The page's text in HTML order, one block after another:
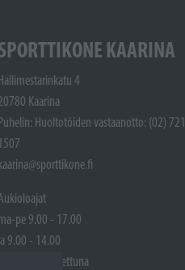
KAARINA
4
Kaarina
Huoltotöiden vastaanotto: (02) 721
pe 9.00 - 17.00
9.00 - 14.00
Pyhäpäivät suljettuna